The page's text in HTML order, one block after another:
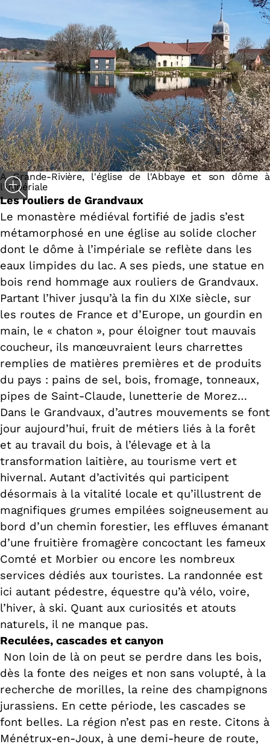
A Grande-Rivière, l'église de l'Abbaye et son dôme à
l'impériale
Les rouliers de Grandvaux
Le monastère médiéval fortifié de jadis s’est
métamorphosé en une église au solide clocher
dont le dôme à l’impériale se reflète dans les
eaux limpides du lac. A ses pieds, une statue en
bois rend hommage aux rouliers de Grandvaux.
Partant l’hiver jusqu’à la fin du XIXe siècle, sur
les routes de France et d’Europe, un gourdin en
main, le « chaton », pour éloigner tout mauvais
coucheur, ils manœuvraient leurs charrettes
remplies de matières premières et de produits
du pays : pains de sel, bois, fromage, tonneaux,
pipes de Saint-Claude, lunetterie de Morez…
Dans le Grandvaux, d’autres mouvements se font
jour aujourd’hui, fruit de métiers liés à la forêt
et au travail du bois, à l’élevage et à la
transformation laitière, au tourisme vert et
hivernal. Autant d’activités qui participent
désormais à la vitalité locale et qu’illustrent de
magnifiques grumes empilées soigneusement au
bord d’un chemin forestier, les effluves émanant
d’une fruitière fromagère concoctant les fameux
Comté et Morbier ou encore les nombreux
services dédiés aux touristes. La randonnée est
ici autant pédestre, équestre qu’à vélo, voire,
l’hiver, à ski. Quant aux curiosités et atouts
naturels, il ne manque pas.
Reculées, cascades et canyon
Non loin de là on peut se perdre dans les bois,
dès la fonte des neiges et non sans volupté, à la
recherche de morilles, la reine des champignons
jurassiens. En cette période, les cascades se
font belles. La région n’est pas en reste. Citons à
Ménétrux-en-Joux, à une demi-heure de route,